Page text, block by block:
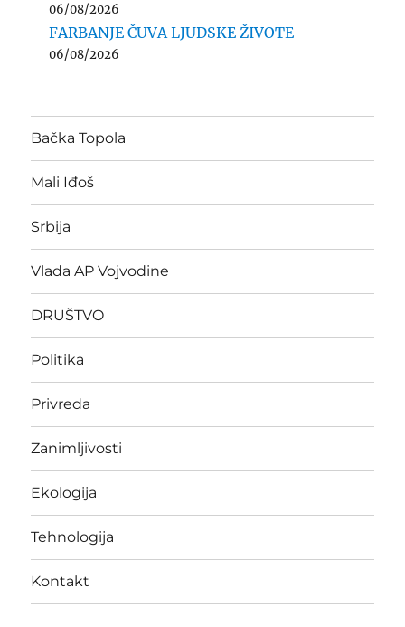
06/08/2026
FARBANJE ČUVA LJUDSKE ŽIVOTE
06/08/2026
Bačka Topola
Mali Iđoš
Srbija
Vlada AP Vojvodine
DRUŠTVO
Politika
Privreda
Zanimljivosti
Ekologija
Tehnologija
Kontakt